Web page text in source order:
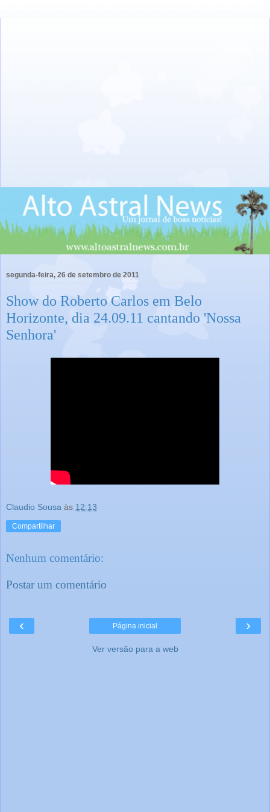
segunda-feira, 26 de setembro de 2011
Show do Roberto Carlos em Belo
Horizonte, dia 24.09.11 cantando 'Nossa
Senhora'
Claudio Sousa às 12:13
Compartilhar
Nenhum comentário:
Postar um comentário
‹ ›
Página inicial
Ver versão para a web